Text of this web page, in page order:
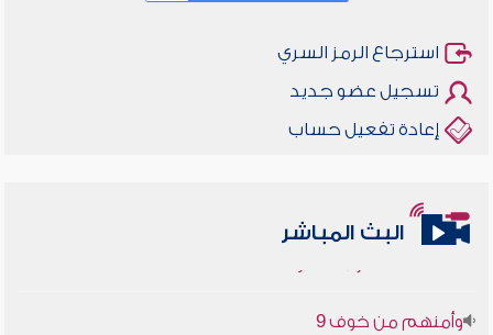
استرجاع الرمز السري
تسجيل عضو جديد
إعادة تفعيل حساب
البث المباشر
أخلاقنا أصالة ومعاصرة